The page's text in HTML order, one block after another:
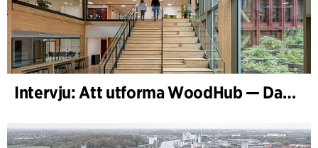
Intervju: Att utforma WoodHub — Danmarks största träbyggnad